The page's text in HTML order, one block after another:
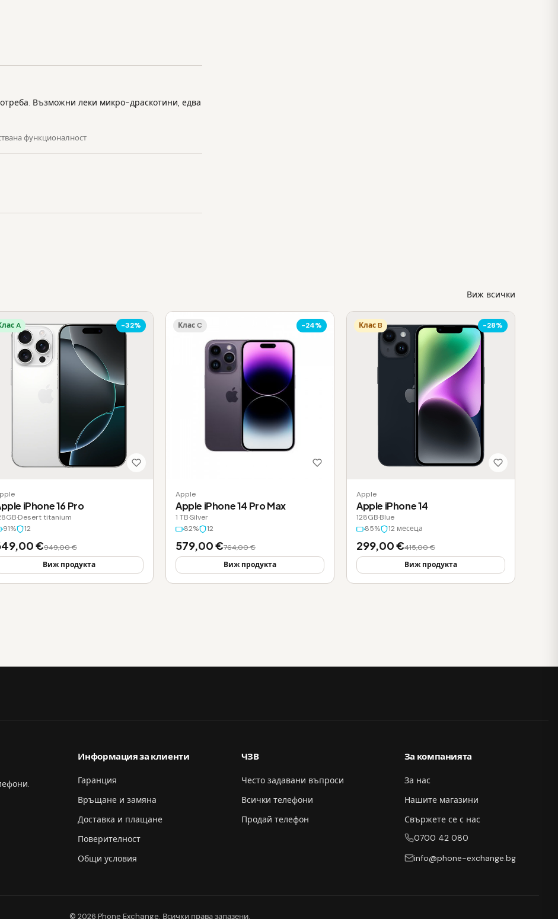
Възможни леки микро-драскотини, едва
функционалност
Виж всички
A -32%
iPhone 16 Pro
·Desert titanium
91%
12
€949,00 €
Виж продукта
Клас C -24%
Apple
Apple iPhone 14 Pro Max
1 TB·Silver
82%
12
579,00 €764,00 €
Виж продукта
Клас B -28%
Apple
Apple iPhone 14
128GB·Blue
85%
12 месеца
299,00 €415,00 €
Виж продукта
Информация за клиенти
Гаранция
Връщане и замяна
Доставка и плащане
Поверителност
Общи условия
ЧЗВ
Често задавани въпроси
Всички телефони
Продай телефон
За компанията
За нас
Нашите магазини
Свържете се с нас
0700 42 080
info@phone-exchange.bg
© 2026 Phone Exchange. Всички права запазени.